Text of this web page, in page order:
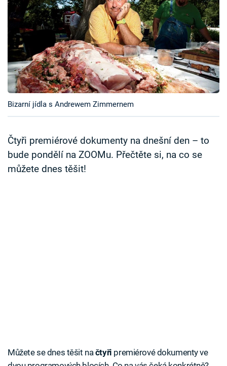
Pořady
TV Program
Časopis
Sledujte prima+
Sledujte nás
Bizarní jídla s Andrewem Zimmernem
Čtyři premiérové dokumenty na dnešní den – to
bude pondělí na ZOOMu. Přečtěte si, na co se
můžete dnes těšit!
Můžete se dnes těšit načtyři premiérové dokumenty ve